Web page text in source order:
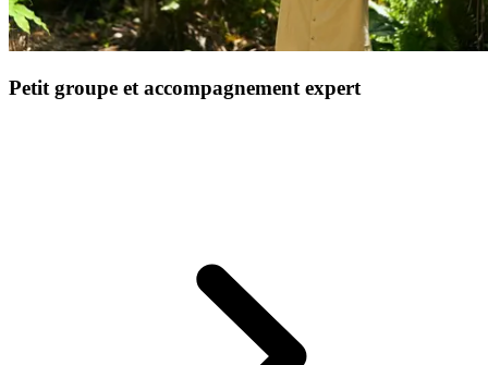
Petit groupe et accompagnement expert